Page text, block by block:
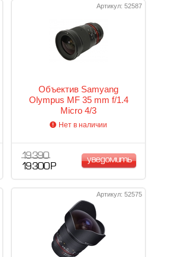
Артикул: 52587
Объектив Samyang
Olympus MF 35 mm f/1.4
Micro 4/3
Нет в наличии
19 390
19 300 Р
уведомить
Артикул: 52575